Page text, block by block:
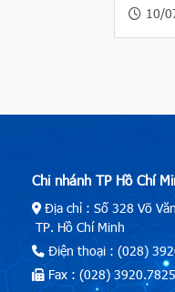
10/
Chi nhánh TP Hồ Chí
Địa chỉ : Số 328 Võ
TP. Hồ Chí Minh
Điện thoại : (028)
Fax : (028) 3920.7825